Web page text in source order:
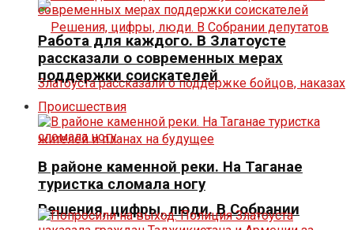
Решения, цифры, люди. В Собрании
Работа для каждого. В Златоусте
рассказали о современных мерах
поддержки соискателей
Происшествия
В районе каменной реки. На Таганае
туристка сломала ногу